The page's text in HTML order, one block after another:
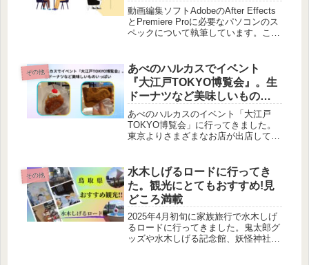
い必要か？
動画編集ソフトAdobeのAfter Effects
とPremiere Proに必要なパソコンのス
ペックについて執筆しています。これ
重要です。
その他
あべのハルカスでイベント
『大江戸TOKYO博覧会』。生
ドーナツなど美味しいものい
っぱい
あべのハルカスのイベント「大江戸
TOKYO博覧会」に行ってきました。
東京よりさまざまなお店が出店してい
その他
水木しげるロードに行ってき
た。観光にとてもおすすめ!見
どころ満載
2025年4月初旬に家族旅行で水木しげ
るロードに行ってきました。鬼太郎グ
ッズや水木しげる記念館、妖怪神社な